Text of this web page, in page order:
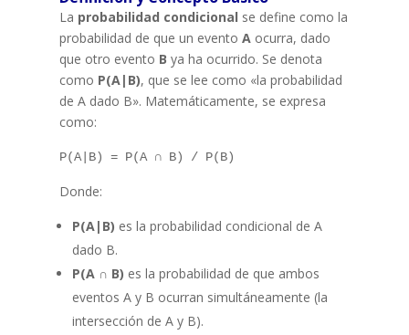
La probabilidad condicional se define como la
probabilidad de que un evento Aocurra, dado
que otro evento B ya ha ocurrido. Se denota
como P(A|B), que se lee como «la probabilidad
de A dado B». Matemáticamente, se expresa
como:
P(A|B) = P(A ∩ B) / P(B)
Donde:
P(A|B) es la probabilidad condicional de A
dado B.
P(A ∩ B) es la probabilidad de que ambos
eventos A y B ocurran simultáneamente (la
intersección de A y B).